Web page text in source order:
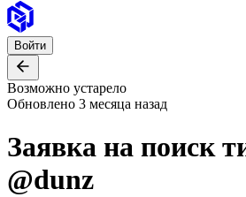
Войти
Возможно устарело
Обновлено 3 месяца назад
Заявка на поиск
@dunz